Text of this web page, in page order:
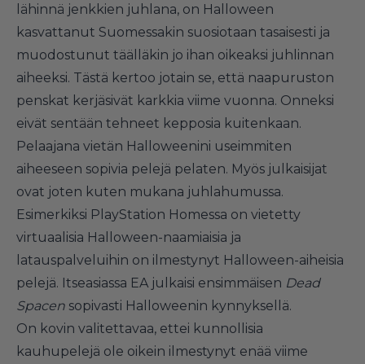
lähinnä jenkkien juhlana, on Halloween
kasvattanut Suomessakin suosiotaan tasaisesti ja
muodostunut täälläkin jo ihan oikeaksi juhlinnan
aiheeksi. Tästä kertoo jotain se, että naapuruston
penskat kerjäsivät karkkia viime vuonna. Onneksi
eivät sentään tehneet kepposia kuitenkaan.
Pelaajana vietän Halloweenini useimmiten
aiheeseen sopivia pelejä pelaten. Myös julkaisijat
ovat joten kuten mukana juhlahumussa.
Esimerkiksi PlayStation Homessa on vietetty
virtuaalisia Halloween-naamiaisia ja
latauspalveluihin on ilmestynyt Halloween-aiheisia
pelejä. Itseasiassa EA julkaisi ensimmäisen Dead
Spacen sopivasti Halloweenin kynnyksellä.
On kovin valitettavaa, ettei kunnollisia
kauhupelejä ole oikein ilmestynyt enää viime